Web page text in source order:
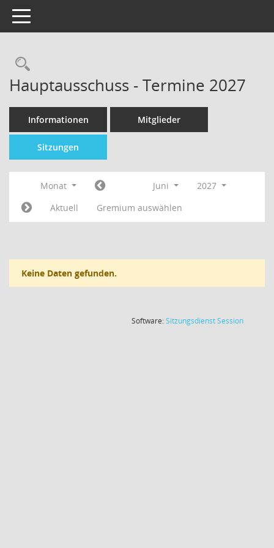
Toggle navigation
Hauptausschuss - Termine 2027
Informationen Mitglieder
Sitzungen
Monat Juni
2027
Aktuell
Gremium auswählen
Keine Daten gefunden.
Software:SitzungsdienstSession(Wird in